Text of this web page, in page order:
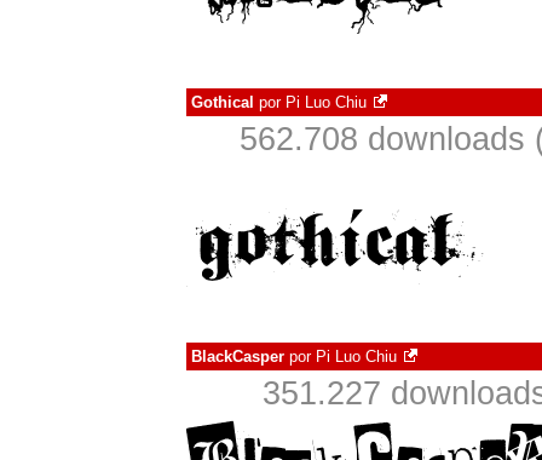
Gothical por Pi Luo Chiu
562.708 downloads
BlackCasper por Pi Luo Chiu
351.227